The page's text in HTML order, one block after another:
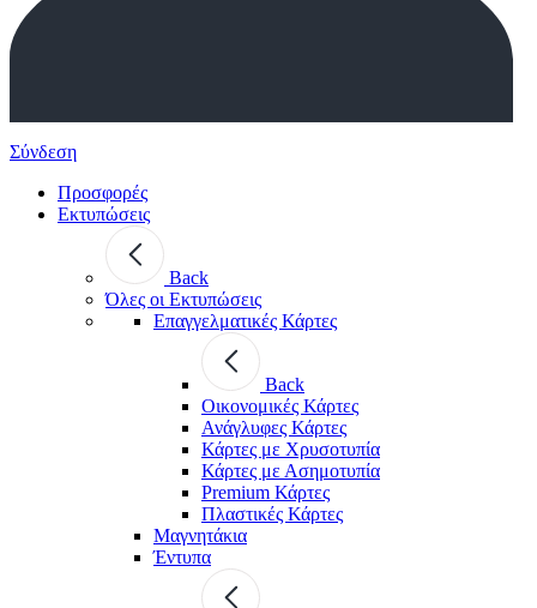
Σύνδεση
Προσφορές
Εκτυπώσεις
Back
Όλες οι Εκτυπώσεις
Επαγγελματικές Κάρτες
Back
Οικονομικές Κάρτες
Ανάγλυφες Κάρτες
Κάρτες με Χρυσοτυπία
Κάρτες με Ασημοτυπία
Premium Κάρτες
Πλαστικές Κάρτες
Μαγνητάκια
Έντυπα